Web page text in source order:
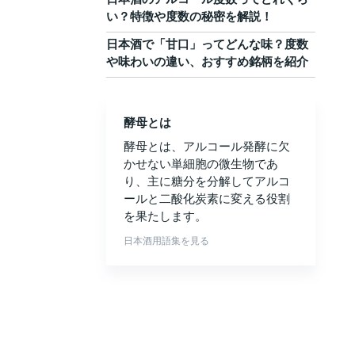
い？特徴や度数の秘密を解説！
日本酒で「甘口」ってどんな味？度数
や味わいの違い、おすすめ銘柄を紹介
酵母とは
酵母とは、アルコール発酵に欠
かせない単細胞の微生物であ
り、主に糖分を分解してアルコ
ールと二酸化炭素に変える役割
を果たします。
日本酒用語集を見る